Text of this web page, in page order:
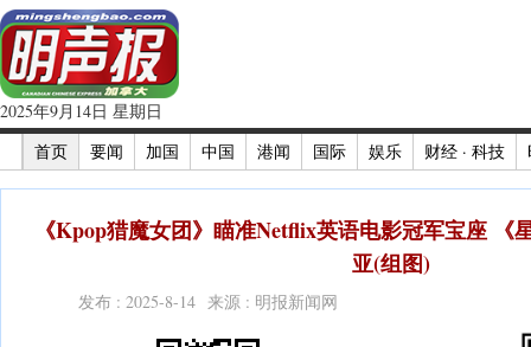
2025年9月14日 星期日
首页
要闻 加国 中国 港闻 国际 娱乐 财经 · 科技
《Kpop猎魔女团》瞄准Netflix英语电影冠军宝座 《
亚(组图)
发布 : 2025-8-14 来源 : 明报新闻网